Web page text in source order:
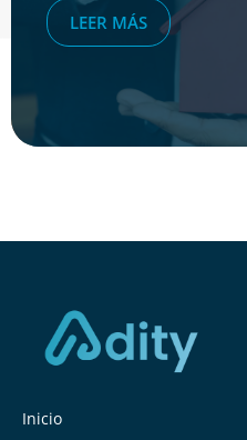
LEER MÁS
Inicio